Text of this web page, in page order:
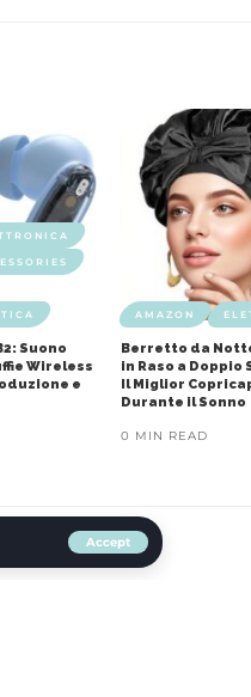
Accept
Suono
Wireless
e
AMAZON
Berretto da
in Raso a
Il Miglior
Durante il Sonno
0 MIN READ